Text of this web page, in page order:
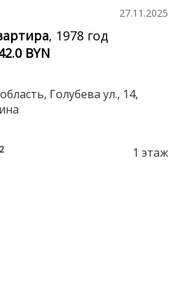
27.11.2025
, 1978 год
BYN
Голубева ул., 14,
2 1 этаж